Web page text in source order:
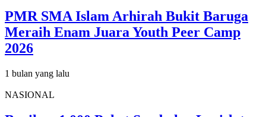
PMR SMA Islam Arhirah Bukit Baruga
Meraih Enam Juara Youth Peer Camp
2026
1 bulan yang lalu
NASIONAL